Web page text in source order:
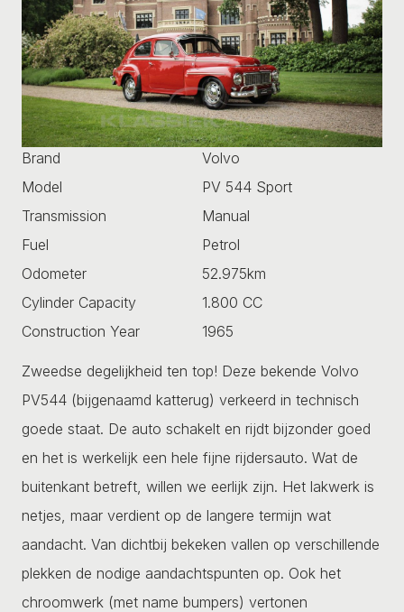
Brand
Volvo
Model
PV 544 Sport
Transmission
Manual
Fuel
Petrol
Odometer
52.975km
Cylinder Capacity
1.800 CC
Construction Year
1965
Zweedse degelijkheid ten top! Deze bekende Volvo
PV544 (bijgenaamd katterug) verkeerd in technisch
goede staat. De auto schakelt en rijdt bijzonder goed
en het is werkelijk een hele fijne rijdersauto. Wat de
buitenkant betreft, willen we eerlijk zijn. Het lakwerk is
netjes, maar verdient op de langere termijn wat
aandacht. Van dichtbij bekeken vallen op verschillende
plekken de nodige aandachtspunten op. Ook het
chroomwerk (met name bumpers) vertonen